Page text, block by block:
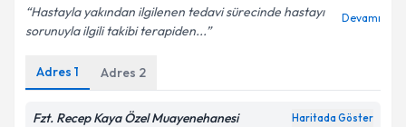
Kişisel verilerimin işlenmesine ilişkinAydınlatma
Metni'ni okudum ve kişisel verilerimin belirtilen
Hastayla yakından ilgilenen tedavi sürecinde hastayı
sorunuyla ilgili takibi terapiden...
Devamı
Adres 1 Adres 2
Fzt. Recep Kaya Özel Muayenehanesi Haritada Göster